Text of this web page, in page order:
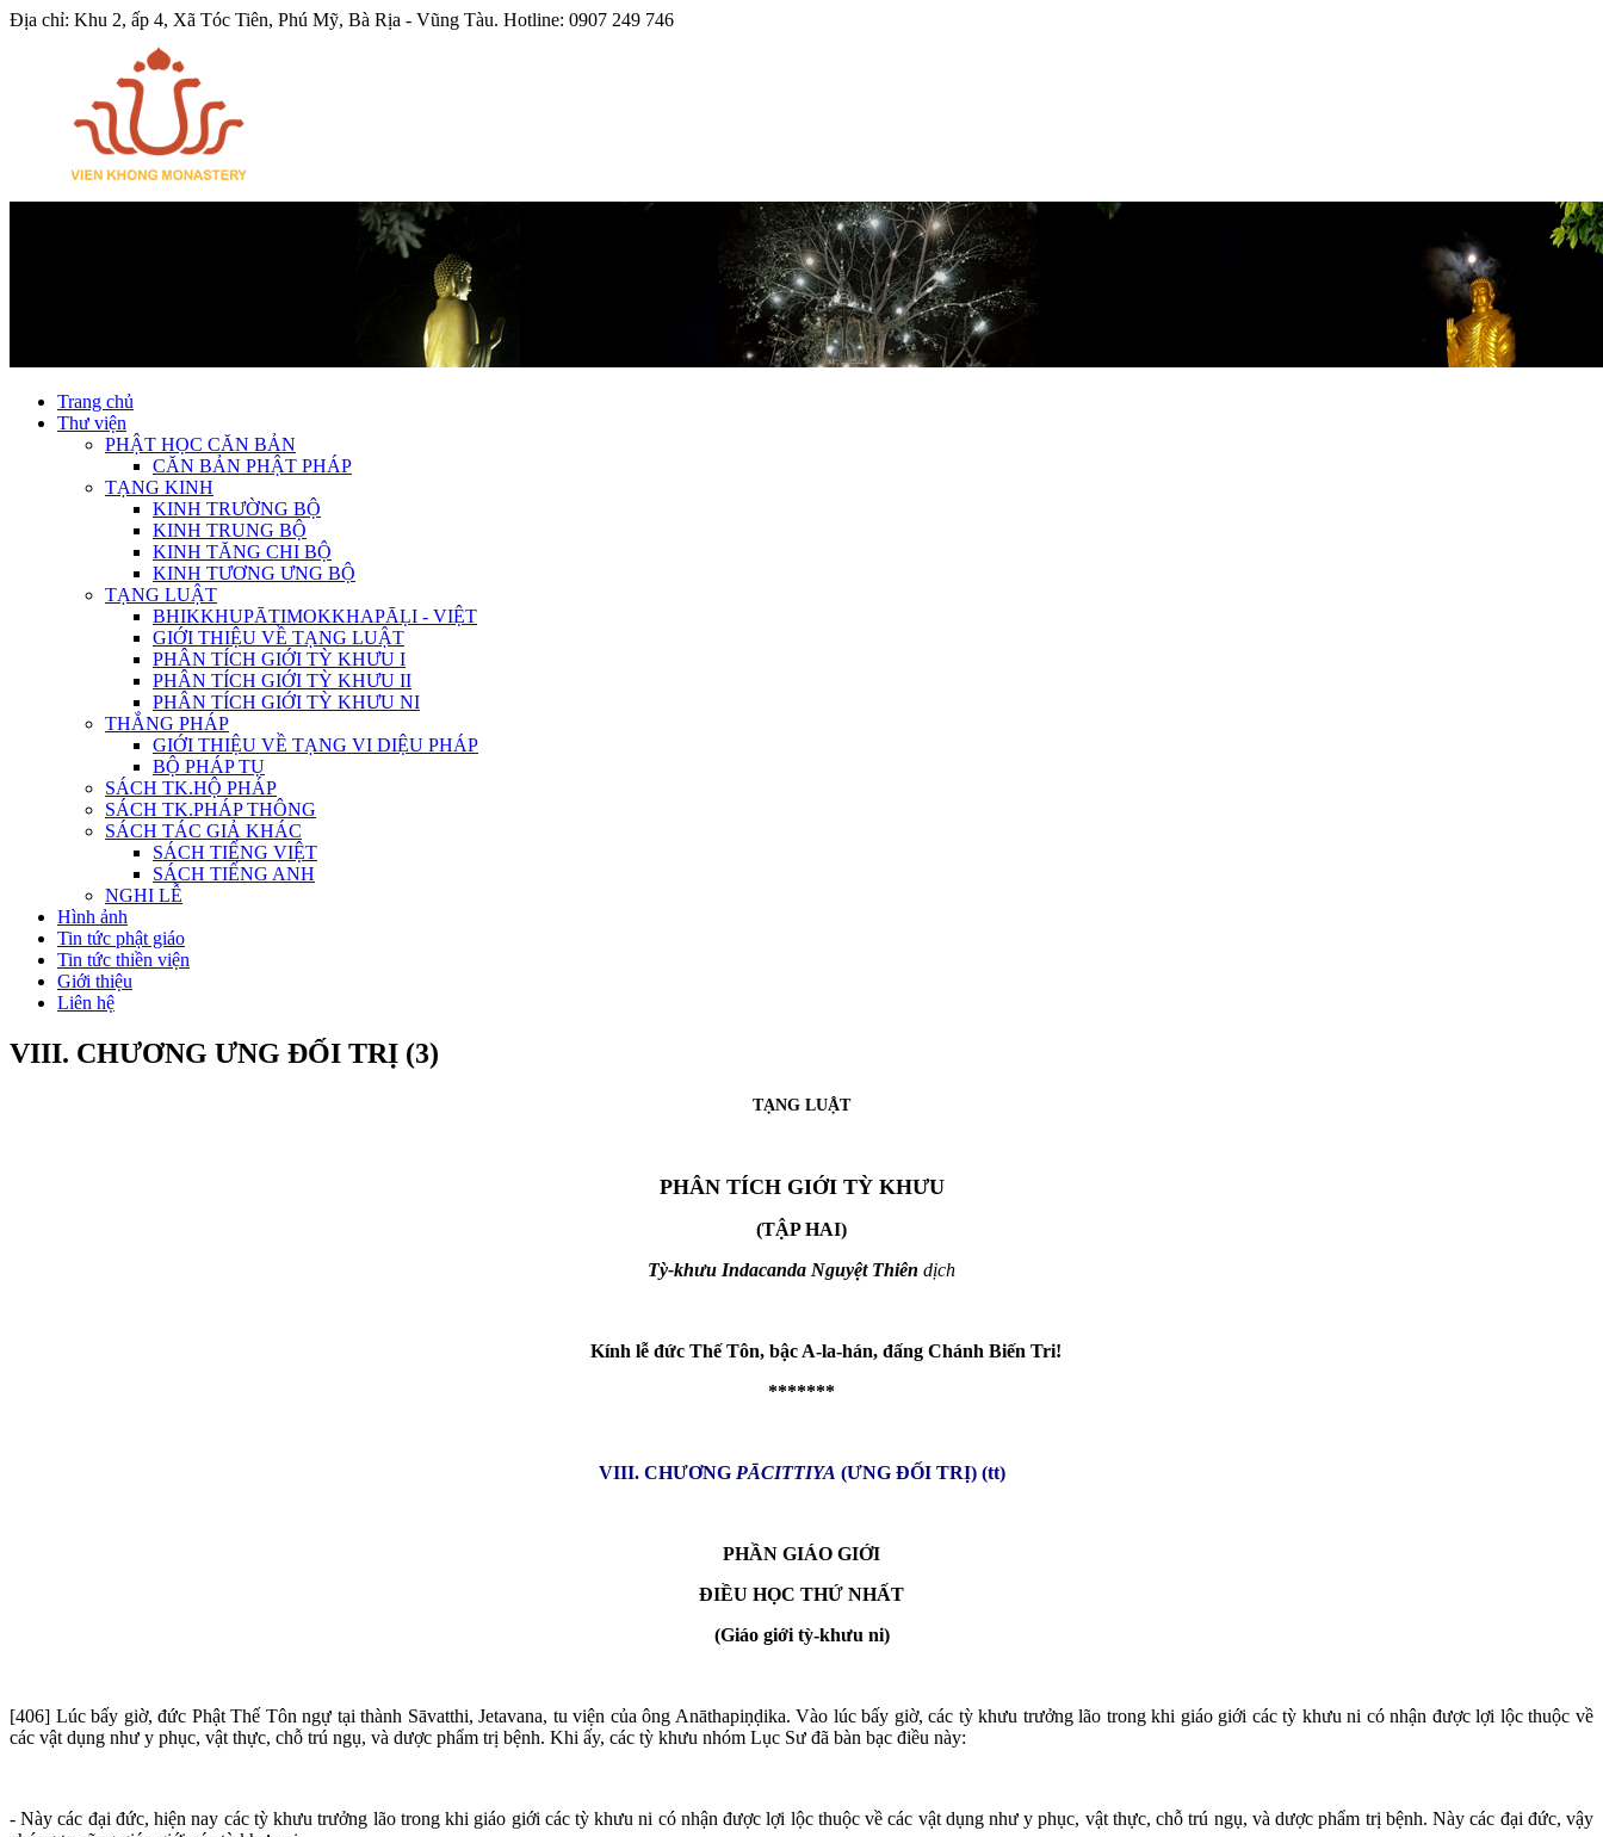
Địa chỉ: Khu 2, ấp 4, Xã Tóc Tiên, Phú Mỹ, Bà Rịa - Vũng Tàu. Hotline: 0907 249 746
Trang chủ
Thư viện
PHẬT HỌC CĂN BẢN
CĂN BẢN PHẬT PHÁP
TẠNG KINH
KINH TRƯỜNG BỘ
KINH TRUNG BỘ
KINH TĂNG CHI BỘ
KINH TƯƠNG ƯNG BỘ
TẠNG LUẬT
BHIKKHUPĀTIMOKKHAPĀḶI - VIỆT
GIỚI THIỆU VỀ TẠNG LUẬT
PHÂN TÍCH GIỚI TỲ KHƯU I
PHÂN TÍCH GIỚI TỲ KHƯU II
PHÂN TÍCH GIỚI TỲ KHƯU NI
THẮNG PHÁP
GIỚI THIỆU VỀ TẠNG VI DIỆU PHÁP
BỘ PHÁP TỤ
SÁCH TK.HỘ PHÁP
SÁCH TK.PHÁP THÔNG
SÁCH TÁC GIẢ KHÁC
SÁCH TIẾNG VIỆT
SÁCH TIẾNG ANH
NGHI LỄ
Hình ảnh
Tin tức phật giáo
Tin tức thiền viện
Giới thiệu
Liên hệ
VIII. CHƯƠNG ƯNG ĐỐI TRỊ (3)
TẠNG LUẬT
PHÂN TÍCH GIỚI TỲ KHƯU
(TẬP HAI)
Tỳ-khưu Indacanda Nguyệt Thiên dịch
Kính lễ đức Thế Tôn, bậc A-la-hán, đấng Chánh Biến Tri!
*******
VIII. CHƯƠNG PĀCITTIYA (ƯNG ĐỐI TRỊ) (tt)
PHẦN GIÁO GIỚI
ĐIỀU HỌC THỨ NHẤT
(Giáo giới tỳ-khưu ni)
[406] Lúc bấy giờ, đức Phật Thế Tôn ngự tại thành Sāvatthi, Jetavana, tu viện của ông Anāthapiṇḍika. Vào lúc bấy giờ, các tỳ khưu trưởng lão trong khi giáo giới các tỳ khưu ni có nhận được lợi lộc thuộc về
các vật dụng như y phục, vật thực, chỗ trú ngụ, và dược phẩm trị bệnh. Khi ấy, các tỳ khưu nhóm Lục Sư đã bàn bạc điều này:
- Này các đại đức, hiện nay các tỳ khưu trưởng lão trong khi giáo giới các tỳ khưu ni có nhận được lợi lộc thuộc về các vật dụng như y phục, vật thực, chỗ trú ngụ, và dược phẩm trị bệnh. Này các đại đức, vậy